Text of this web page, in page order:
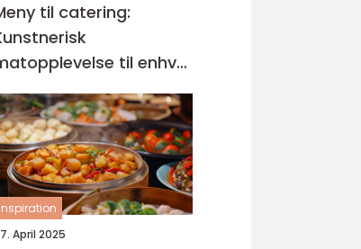
til catering:
til enhver
inspiration
April 2025